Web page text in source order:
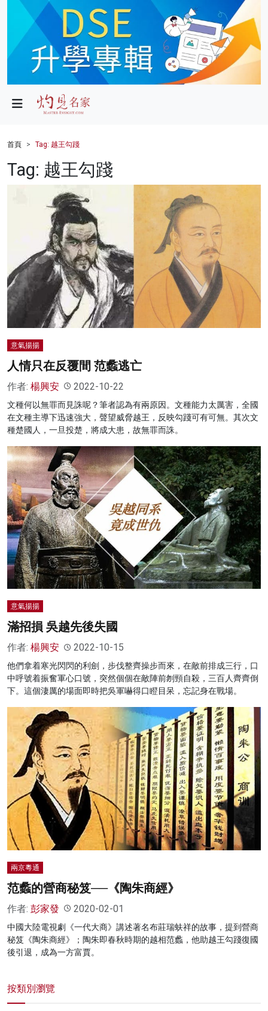
政局
財經
健康
影片
名家榜
灼見活動
首頁 Tag: 越王勾踐
Tag: 越王勾踐
意氣揚揚
人情只在反覆間 范蠡逃亡
作者: 楊興安 2022-10-22
文種何以無罪而見誅呢？筆者認為有兩原因。文種能力太厲害，全國
在文種主導下迅速強大，聲望威脅越王，反映勾踐可有可無。其次文
種楚國人，一旦投楚，將成大患，故無罪而誅。
意氣揚揚
滿招損 吳越先後失國
作者: 楊興安 2022-10-15
他們拿着寒光閃閃的利劍，步伐整齊操步而來，在敵前排成三行，口
中呼號着振奮軍心口號，突然個個在敵陣前刎頸自殺，三百人齊齊倒
下。這個淒厲的場面即時把吳軍嚇得口瞪目呆，忘記身在戰場。
兩京粵通
范蠡的營商秘笈──《陶朱商經》
作者: 彭家發 2020-02-01
中國大陸電視劇《一代大商》講述著名布莊瑞蚨祥的故事，提到營商
秘笈《陶朱商經》；陶朱即春秋時期的越相范蠡，他助越王勾踐復國
後引退，成為一方富賈。
按類別瀏覽